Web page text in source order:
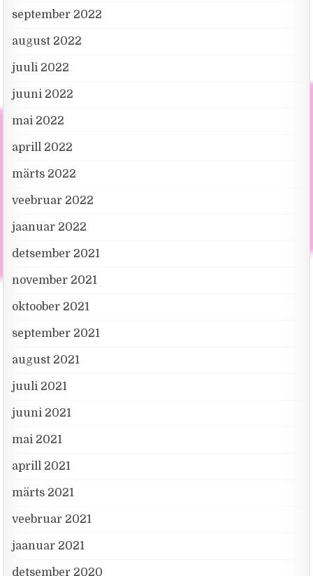
september 2022
august 2022
juuli 2022
juuni 2022
mai 2022
aprill 2022
märts 2022
veebruar 2022
jaanuar 2022
detsember 2021
november 2021
oktoober 2021
september 2021
august 2021
juuli 2021
juuni 2021
mai 2021
aprill 2021
märts 2021
veebruar 2021
jaanuar 2021
detsember 2020